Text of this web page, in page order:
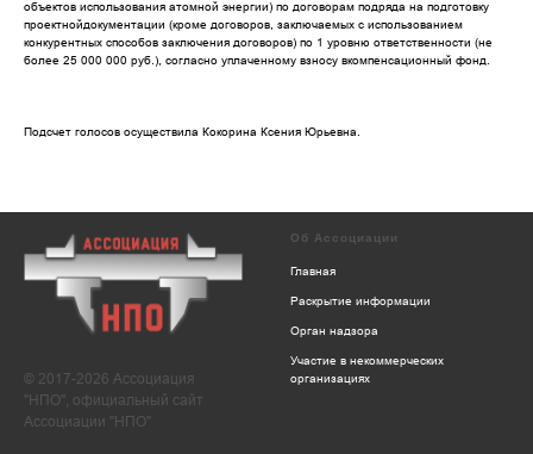
объектов использования атомной энергии) по договорам подряда на подготовку
проектнойдокументации (кроме договоров, заключаемых с использованием
конкурентных способов заключения договоров) по 1 уровню ответственности (не
более 25 000 000 руб.), согласно уплаченному взносу вкомпенсационный фонд.
Подсчет голосов осуществила Кокорина Ксения Юрьевна.
© 2017-2026 Ассоциация
"НПО", официальный сайт
Ассоциации "НПО"
Об Ассоциации
Главная
Раскрытие информации
Орган надзора
Участие в некоммерческих
организациях